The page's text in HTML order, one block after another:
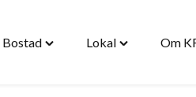
BostadToggle
LokalToggle
Om